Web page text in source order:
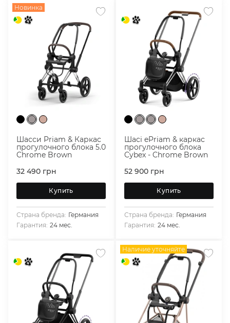
Новинка
Шасси Priam & Каркас
прогулочного блока 5.0
Chrome Brown
32 490 грн
Купить
Страна бренда: Германия
Гарантия: 24 мес.
Шасі ePriam & каркас
прогулочного блока
Cybex - Chrome Brown
52 900 грн
Купить
Страна бренда: Германия
Гарантия: 24 мес.
Наличие уточняйте